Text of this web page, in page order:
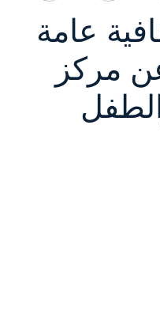
عامة
مركز